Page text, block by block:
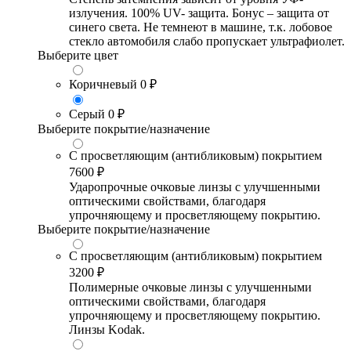
излучения. 100% UV- защита. Бонус – защита от
синего света. Не темнеют в машине, т.к. лобовое
стекло автомобиля слабо пропускает ультрафиолет.
Выберите цвет
Коричневый 0 ₽
Серый 0 ₽
Выберите покрытие/назначение
С просветляющим (антибликовым) покрытием
7600 ₽
Ударопрочные очковые линзы с улучшенными
оптическими свойствами, благодаря
упрочняющему и просветляющему покрытию.
Выберите покрытие/назначение
С просветляющим (антибликовым) покрытием
3200 ₽
Полимерные очковые линзы с улучшенными
оптическими свойствами, благодаря
упрочняющему и просветляющему покрытию.
Линзы Kodak.